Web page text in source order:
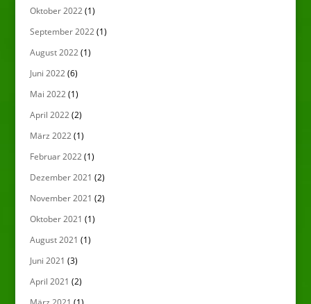
Oktober 2022(1)
September 2022(1)
August 2022(1)
Juni 2022(6)
Mai 2022(1)
April 2022(2)
März 2022(1)
Februar 2022(1)
Dezember 2021 (2)
November 2021 (2)
Oktober 2021 (1)
August 2021 (1)
Juni 2021 (3)
April 2021 (2)